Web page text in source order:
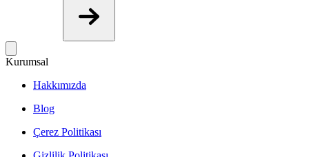
Kurumsal
Hakkımızda
Blog
Çerez Politikası